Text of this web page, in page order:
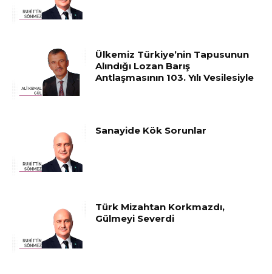
Ülkemiz Türkiye’nin Tapusunun
Alındığı Lozan Barış
Antlaşmasının 103. Yılı Vesilesiyle
Sanayide Kök Sorunlar
Türk Mizahtan Korkmazdı,
Gülmeyi Severdi